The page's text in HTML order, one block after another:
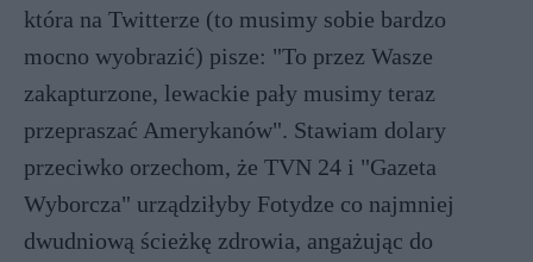
która na Twitterze (to musimy sobie bardzo
mocno wyobrazić) pisze: "To przez Wasze
zakapturzone, lewackie pały musimy teraz
przepraszać Amerykanów". Stawiam dolary
przeciwko orzechom, że TVN 24 i "Gazeta
Wyborcza" urządziłyby Fotydze co najmniej
dwudniową ścieżkę zdrowia, angażując do